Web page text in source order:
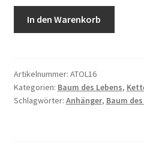
des
Lebens
-
In den Warenkorb
Artikelnummer: ATOL16
Kategorien: Baum des Lebens,
Schlagwörter: Anhänger, Baum